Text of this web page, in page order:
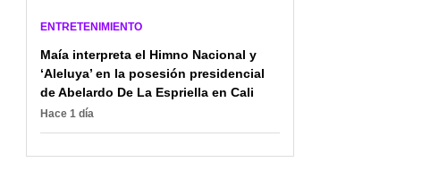
ENTRETENIMIENTO
Maía interpreta el Himno Nacional y
‘Aleluya’ en la posesión presidencial
de Abelardo De La Espriella en Cali
Hace 1 día